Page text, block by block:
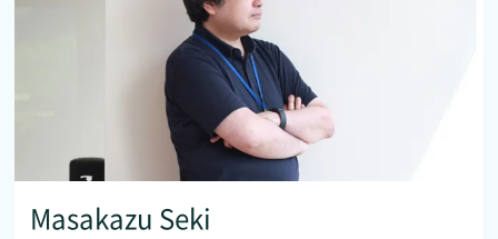
Masakazu Seki